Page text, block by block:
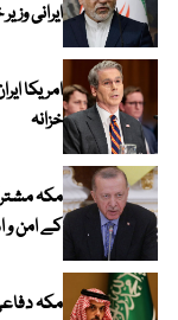
ایرانی
امریکا
خزانہ
مکہ
کے امن و
مکہ